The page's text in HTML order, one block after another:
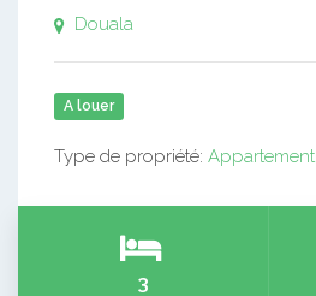
Douala
A louer
Type de propriété: Appartement
3